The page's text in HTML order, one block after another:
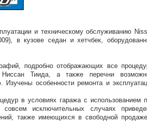
и техническому обслуживанию
в кузове седан и хетчбек,
подробно отображающих все
Ниссан Тиида, а также перечни
особенности ремонта и
в условиях гаража с использованием
исключительных случаях
также имеющихся в свободной